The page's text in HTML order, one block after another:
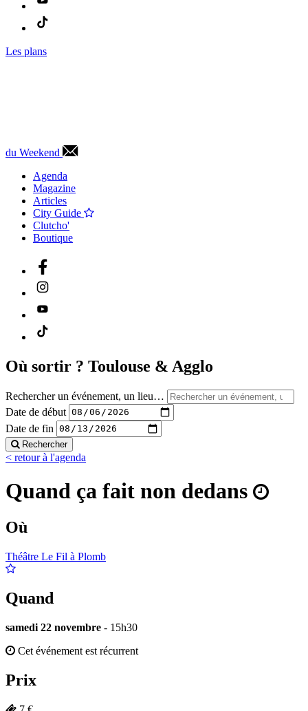
Les plans
du Weekend
Agenda
Magazine
Articles
City Guide
Clutcho'
Boutique
Où sortir ? Toulouse & Agglo
Rechercher un événement, un lieu…
Date de début
Date de fin
Rechercher
< retour à l'agenda
Quand ça fait non dedans
Où
Théâtre Le Fil à Plomb
Quand
samedi 22 novembre - 15h30
Cet événement est récurrent
Prix